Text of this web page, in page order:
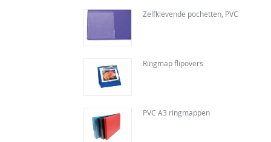
Zelfklevende pochetten, PVC
Ringmap flipovers
PVC A3 ringmappen